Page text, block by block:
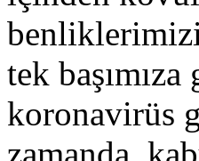
tek
koronavirüs
zamanda,